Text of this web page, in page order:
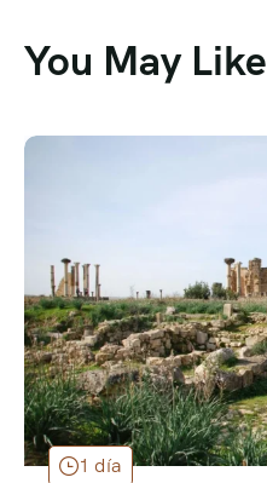
You May Like
1 día